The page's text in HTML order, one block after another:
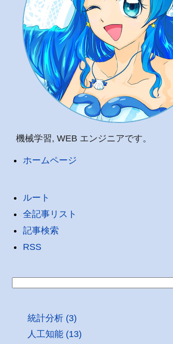
機械学習, WEB エンジニアです。
ホームページ
ルート
全記事リスト
記事検索
RSS
統計分析 (3)
人工知能 (13)